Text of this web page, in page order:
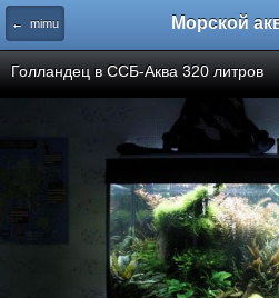
← mimu
Голландец в ССБ-Аква 320 литров